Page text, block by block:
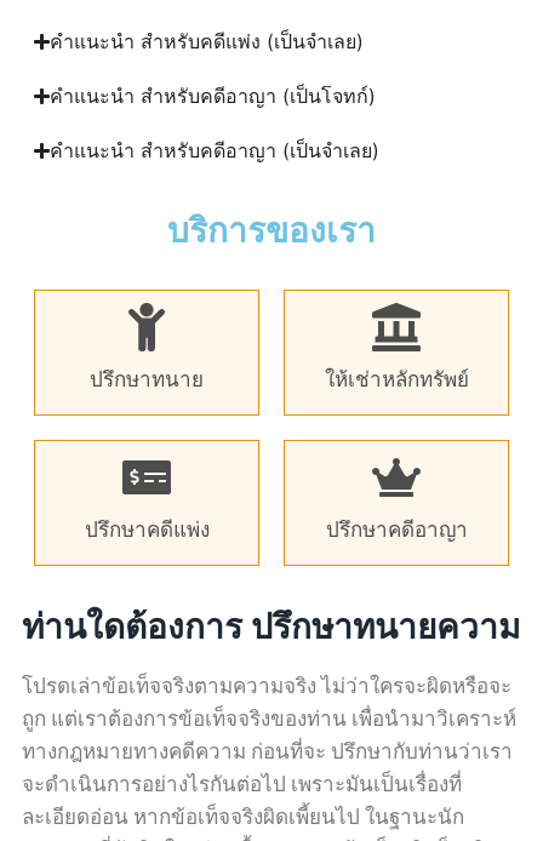
คำแนะนำ สำหรับคดีแพ่ง (เป็นจำเลย)
คำแนะนำ สำหรับคดีอาญา (เป็นโจทก์)
คำแนะนำ สำหรับคดีอาญา (เป็นจำเลย)
บริการของเรา
ปรึกษาทนาย ให้เช่าหลักทรัพย์
ปรึกษาคดีแพ่ง ปรึกษาคดีอาญา
ท่านใดต้องการ ปรึกษาทนายความ
โปรดเล่าข้อเท็จจริงตามความจริง ไม่ว่าใครจะผิดหรือจะ
ถูก แต่เราต้องการข้อเท็จจริงของท่าน เพื่อนำมาวิเคราะห์
ทางกฎหมายทางคดีความ ก่อนที่จะ ปรึกษากับท่านว่าเรา
จะดำเนินการอย่างไรกันต่อไป เพราะมันเป็นเรื่องที่
ละเอียดอ่อน หากข้อเท็จจริงผิดเพี้ยนไป ในฐานะนัก